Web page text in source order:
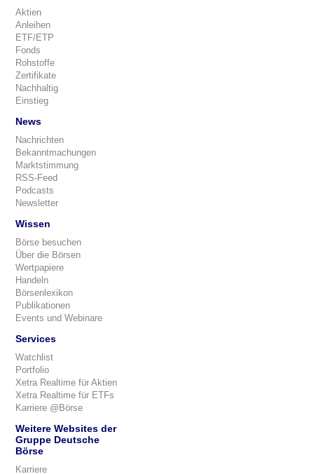
Aktien
Anleihen
ETF/ETP
Fonds
Rohstoffe
Zertifikate
Nachhaltig
Einstieg
News
Nachrichten
Bekanntmachungen
Marktstimmung
RSS-Feed
Podcasts
Newsletter
Wissen
Börse besuchen
Über die Börsen
Wertpapiere
Handeln
Börsenlexikon
Publikationen
Events und Webinare
Services
Watchlist
Portfolio
Xetra Realtime für Aktien
Xetra Realtime für ETFs
Karriere @Börse
Weitere Websites der
Gruppe Deutsche
Börse
Karriere